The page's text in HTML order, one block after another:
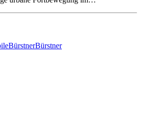
BürstnerBürstner